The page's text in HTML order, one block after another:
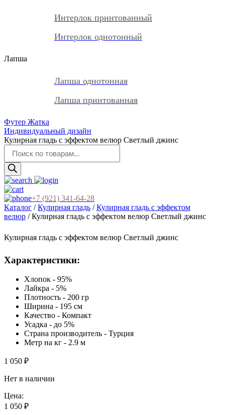
Интерлок принтованный
Интерлок однотонный
Лапша
Лапша однотонная
Лапша принтованная
Футер Жатка
Индивидуальный дизайн
Кулирная гладь с эффектом велюр Светлый джинс
товаров
+7 (921) 341-64-28
Каталог /Кулирная гладь /Кулирная гладь с эффектом
велюр / Кулирная гладь с эффектом велюр Светлый джинс
Кулирная гладь с эффектом велюр Светлый джинс
Характеристики:
Хлопок - 95%
Лайкра - 5%
Плотность - 200 гр
Ширина - 195 см
Качество - Компакт
Усадка - до 5%
Страна производитель - Турция
Метр на кг - 2.9 м
1 050 ₽
Нет в наличии
Цена:
1 050 ₽